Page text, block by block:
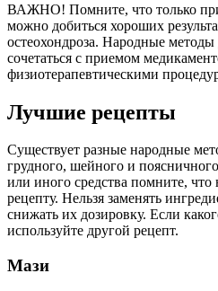
ВАЖНО! Помните, что только
можно добиться хороших
остеохондроза. Народные
сочетаться с приемом
физиотерапевтическими
Лучшие рецепты
Существует разные народные
грудного, шейного и
или иного средства помните, что
рецепту. Нельзя заменять
снижать их дозировку. Если
используйте другой рецепт.
Мази